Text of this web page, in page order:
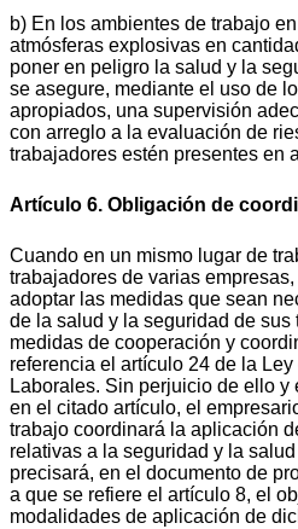
b) En los ambientes de trabajo
atmósferas explosivas en
poner en peligro la salud y la
se asegure, mediante el uso de
apropiados, una supervisión
con arreglo a la evaluación de
trabajadores estén presentes en
Artículo 6. Obligación de
Cuando en un mismo lugar de
trabajadores de varias
adoptar las medidas que sean
de la salud y la seguridad de
medidas de cooperación y
referencia el artículo 24 de la
Laborales. Sin perjuicio de ello
en el citado artículo, el
trabajo coordinará la aplicación
relativas a la seguridad y la
precisará, en el documento de
a que se refiere el artículo 8, el
modalidades de aplicación de